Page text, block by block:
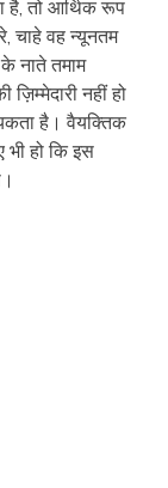
है, तो आर्थिक रूप
चाहे वह न्यूनतम
नाते तमाम
नहीं हो
है। वैयक्तिक
हो कि इस